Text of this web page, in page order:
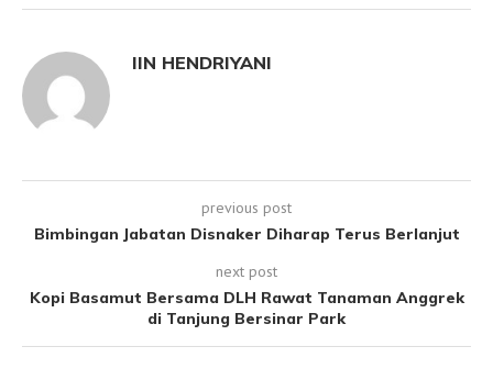
IIN HENDRIYANI
previous post
Bimbingan Jabatan Disnaker Diharap Terus Berlanjut
next post
Kopi Basamut Bersama DLH Rawat Tanaman Anggrek
di Tanjung Bersinar Park